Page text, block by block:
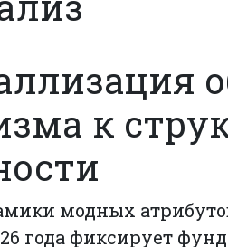
к
модных
года фиксирует